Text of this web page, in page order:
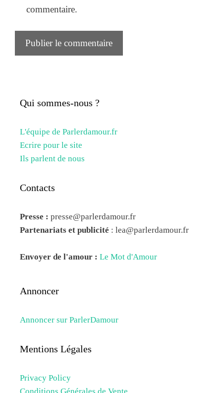
commentaire.
Qui sommes-nous ?
L'équipe de Parlerdamour.fr
Ecrire pour le site
Ils parlent de nous
Contacts
Presse : presse@parlerdamour.fr
Partenariats et publicité : lea@parlerdamour.fr
Envoyer de l'amour : Le Mot d'Amour
Annoncer
Annoncer sur ParlerDamour
Mentions Légales
Privacy Policy